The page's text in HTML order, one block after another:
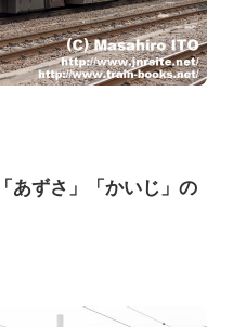
あずさ」「かいじ」の